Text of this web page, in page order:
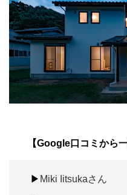
【Google口コミから
▶ Miki Iitsukaさん